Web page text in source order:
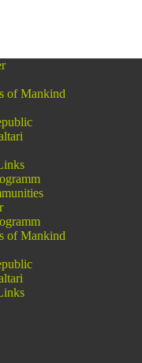
of Mankind
of Mankind